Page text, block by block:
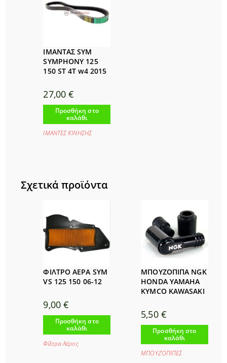
ΙΜΑΝΤΑΣ SYM
SYMPHONY 125
150 ST 4T w4 2015
27,00€
Προσθήκη στο
καλάθι
ΙΜΑΝΤΕΣ ΚΙΝΗΣΗΣ
Σχετικά προϊόντα
ΦΙΛΤΡΟ ΑΕΡΑ SYM
VS 125 150 06-12
9,00 €
Προσθήκη στο
καλάθι
Φίλτρα Αέρος
ΜΠΟΥΖΟΠΙΠΑ NGK
HONDA YAMAHA
KYMCO KAWASAKI
5,50 €
Προσθήκη στο
καλάθι
ΜΠΟΥΖΟΠΙΠΕΣ